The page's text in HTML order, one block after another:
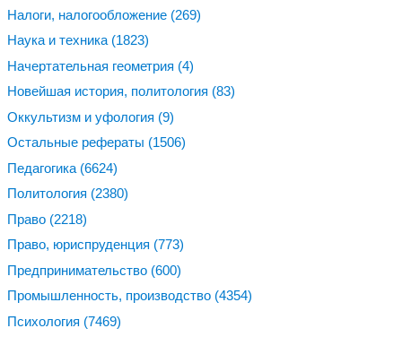
Налоги, налогообложение (269)
Наука и техника (1823)
Начертательная геометрия (4)
Новейшая история, политология (83)
Оккультизм и уфология (9)
Остальные рефераты (1506)
Педагогика (6624)
Политология (2380)
Право (2218)
Право, юриспруденция (773)
Предпринимательство (600)
Промышленность, производство (4354)
Психология (7469)